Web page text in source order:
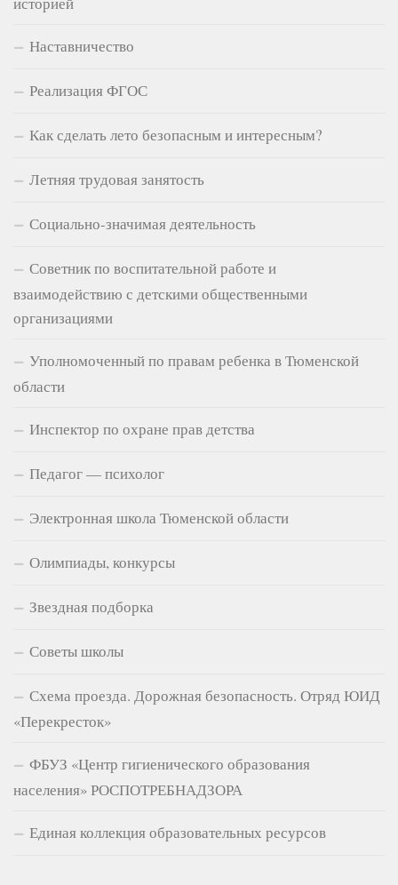
Наставничество
Реализация ФГОС
Как сделать лето безопасным и интересным?
Летняя трудовая занятость
Социально-значимая деятельность
Советник по воспитательной работе и
взаимодействию с детскими общественными
организациями
Уполномоченный по правам ребенка в Тюменской
области
Инспектор по охране прав детства
Педагог — психолог
Электронная школа Тюменской области
Олимпиады, конкурсы
Звездная подборка
Советы школы
Схема проезда. Дорожная безопасность. Отряд ЮИД
«Перекресток»
ФБУЗ «Центр гигиенического образования
населения» РОСПОТРЕБНАДЗОРА
Единая коллекция образовательных ресурсов